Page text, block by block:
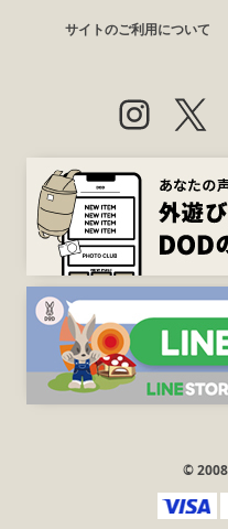
サイトのご利用について
©